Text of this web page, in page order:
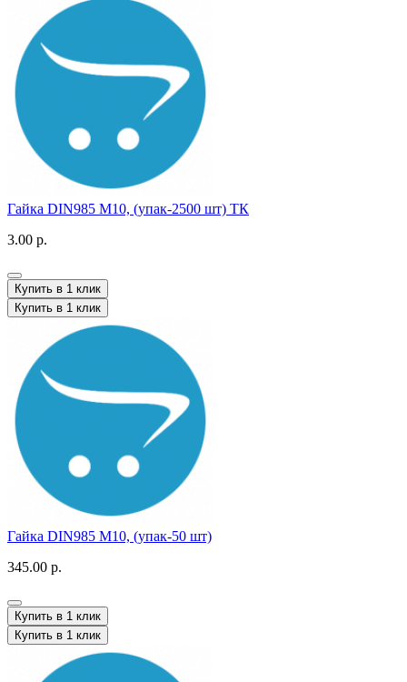
Гайка DIN985 M10, (упак-2500 шт) ТК
3.00 р.
Купить в 1 клик
Купить в 1 клик
Гайка DIN985 M10, (упак-50 шт)
345.00 р.
Купить в 1 клик
Купить в 1 клик